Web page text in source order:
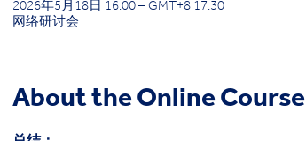
2026年5月18日 16:00 – GMT+8 17:30
网络研讨会
About the Online Course